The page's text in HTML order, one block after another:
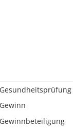
Gesundheitsprüfung
Gewinn
Gewinnbeteiligung